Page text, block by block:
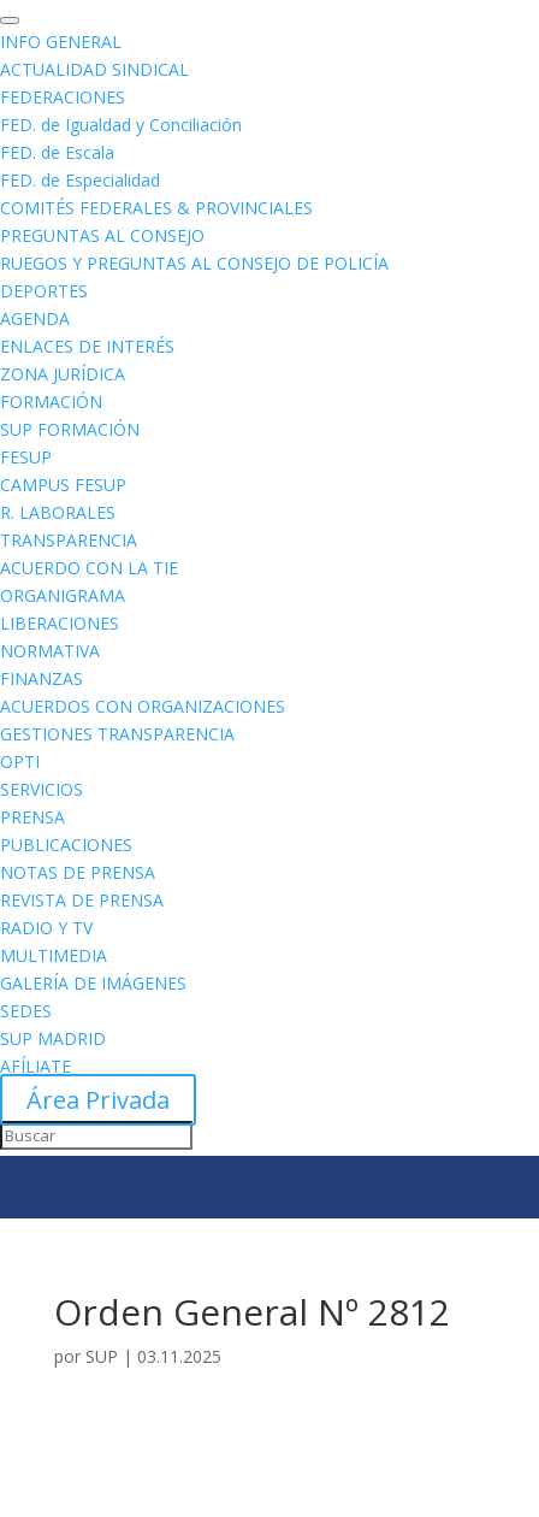
INFO GENERAL
ACTUALIDAD SINDICAL
FEDERACIONES
FED. de Igualdad y Conciliación
FED. de Escala
FED. de Especialidad
COMITÉS FEDERALES & PROVINCIALES
PREGUNTAS AL CONSEJO
RUEGOS Y PREGUNTAS AL CONSEJO DE POLICÍA
DEPORTES
AGENDA
ENLACES DE INTERÉS
ZONA JURÍDICA
FORMACIÓN
SUP FORMACIÓN
FESUP
CAMPUS FESUP
R. LABORALES
TRANSPARENCIA
ACUERDO CON LA TIE
ORGANIGRAMA
LIBERACIONES
NORMATIVA
FINANZAS
ACUERDOS CON ORGANIZACIONES
GESTIONES TRANSPARENCIA
OPTI
SERVICIOS
PRENSA
PUBLICACIONES
NOTAS DE PRENSA
REVISTA DE PRENSA
RADIO Y TV
MULTIMEDIA
GALERÍA DE IMÁGENES
SEDES
SUP MADRID
AFÍLIATE
Área Privada
Orden General Nº 2812
por SUP | 03.11.2025